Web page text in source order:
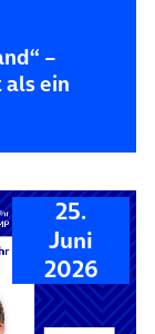
–
ein
25.
Juni
2026